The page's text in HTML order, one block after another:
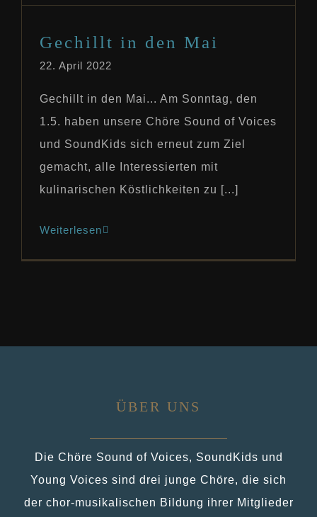
Gechillt in den Mai
22. April 2022
Gechillt in den Mai... Am Sonntag, den
1.5. haben unsere Chöre Sound of Voices
und SoundKids sich erneut zum Ziel
gemacht, alle Interessierten mit
kulinarischen Köstlichkeiten zu [...]
Weiterlesen
ÜBER UNS
Die Chöre Sound of Voices, SoundKids und
Young Voices sind drei junge Chöre, die sich
der chor-musikalischen Bildung ihrer Mitglieder